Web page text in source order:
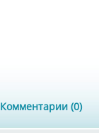
Комментарии (0)